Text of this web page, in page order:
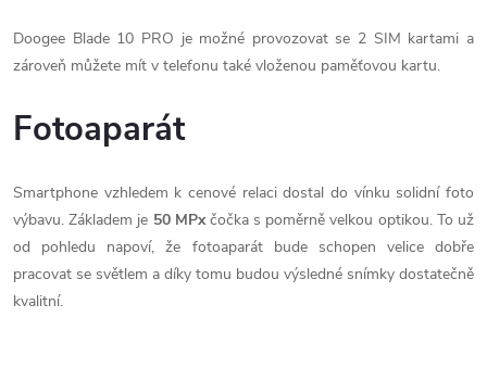
Doogee Blade 10 PRO je možné provozovat se 2 SIM kartami a
zároveň můžete mít v telefonu také vloženou paměťovou kartu.
Fotoaparát
Smartphone vzhledem k cenové relaci dostal do vínku solidní foto
výbavu. Základem je 50 MPxčočka s poměrně velkou optikou. To už
od pohledu napoví, že fotoaparát bude schopen velice dobře
pracovat se světlem a díky tomu budou výsledné snímky dostatečně
kvalitní.